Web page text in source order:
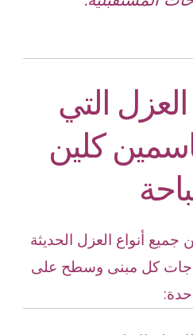
العزل التي
كلين
أنواع العزل الحديثة
كل مبنى وسطح على
حدة: